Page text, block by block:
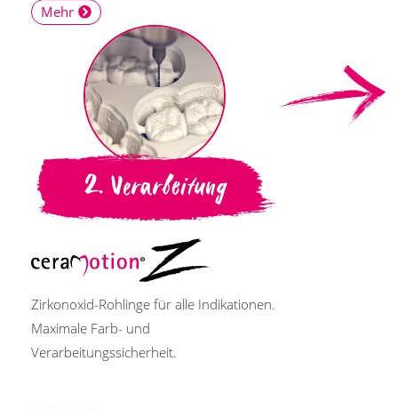
Mehr
2. Verarbeitung
Zirkonoxid-Rohlinge für alle Indikationen.
Maximale Farb- und
Verarbeitungssicherheit.